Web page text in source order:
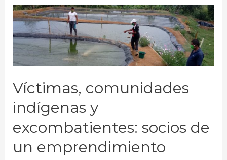
Víctimas, comunidades
indígenas y
excombatientes: socios de
un emprendimiento